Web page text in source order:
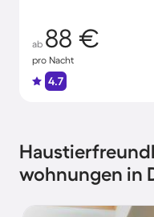
ab 88 €
pro Nacht
4.7
wohnungen in